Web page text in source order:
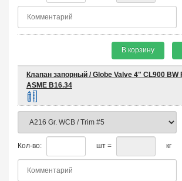
В корзину
Клапан запорный / Globe Valve 4" CL900 BW
ASME B16.34
Кол-во: шт = кг